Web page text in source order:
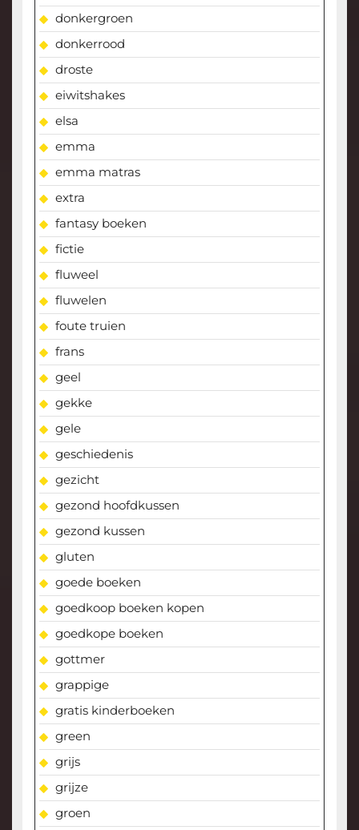
donkergroen
donkerrood
droste
eiwitshakes
elsa
emma
emma matras
extra
fantasy boeken
fictie
fluweel
fluwelen
foute truien
frans
geel
gekke
gele
geschiedenis
gezicht
gezond hoofdkussen
gezond kussen
gluten
goede boeken
goedkoop boeken kopen
goedkope boeken
gottmer
grappige
gratis kinderboeken
green
grijs
grijze
groen